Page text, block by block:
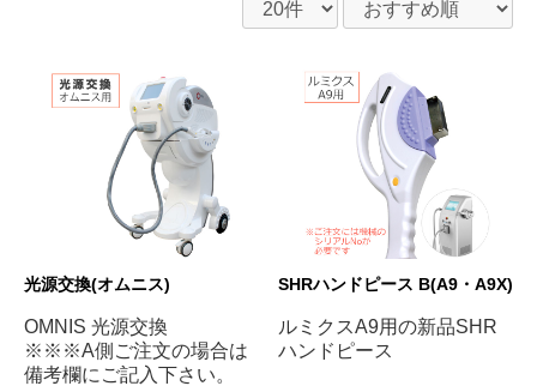
光源交換(オムニス)
OMNIS 光源交換
※※※A側ご注文の場合は
備考欄にご記入下さい。
SHRハンドピース B(A9・A9X)
ルミクスA9用の新品SHR
ハンドピース